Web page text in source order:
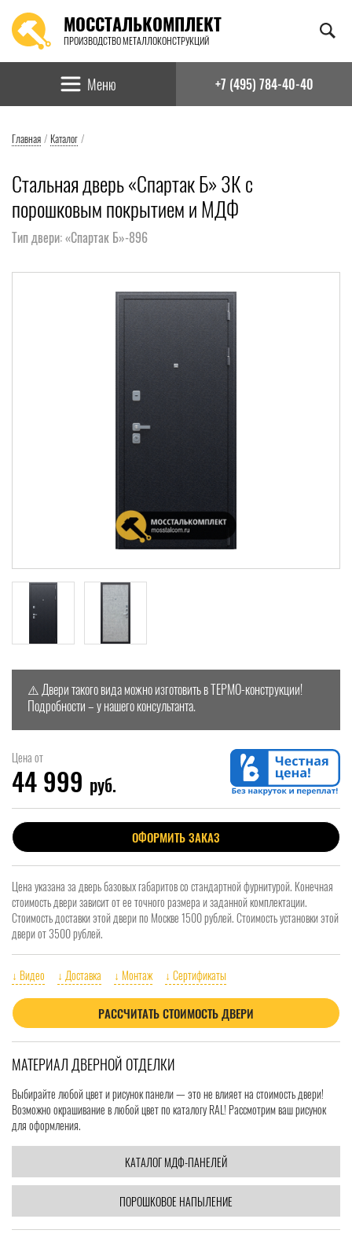
МОССТАЛЬКОМПЛЕКТ
ПРОИЗВОДСТВО МЕТАЛЛОКОНСТРУКЦИЙ
Найти:
Меню +7 (495) 784-40-40
Главная / Каталог /
Стальная дверь «Спартак Б» 3К с
порошковым покрытием и МДФ
Тип двери: «Спартак Б»-896
⚠️ Двери такого вида можно изготовить в ТЕРМО-конструкции!
Подробности – у нашего консультанта.
Цена от
44 999 руб.
ОФОРМИТЬ ЗАКАЗ
Цена указана за дверь базовых габаритов со стандартной фурнитурой. Конечная
стоимость двери зависит от ее точного размера и заданной комплектации.
Стоимость доставки этой двери по Москве 1500 рублей. Стоимость установки этой
двери от 3500 рублей.
↓ Видео ↓ Доставка ↓ Монтаж ↓ Сертификаты
РАССЧИТАТЬ СТОИМОСТЬ ДВЕРИ
МАТЕРИАЛ ДВЕРНОЙ ОТДЕЛКИ
Выбирайте любой цвет и рисунок панели — это не влияет на стоимость двери!
Возможно окрашивание в любой цвет по каталогу RAL! Рассмотрим ваш рисунок
для оформления.
КАТАЛОГ МДФ-ПАНЕЛЕЙ
ПОРОШКОВОЕ НАПЫЛЕНИЕ